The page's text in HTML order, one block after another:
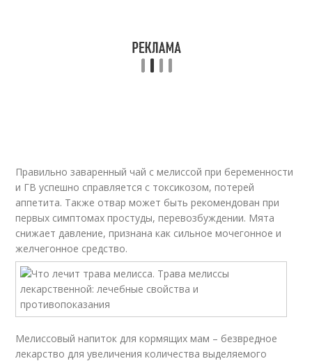
Правильно заваренный чай с мелиссой при беременности
и ГВ успешно справляется с токсикозом, потерей
аппетита. Также отвар может быть рекомендован при
первых симптомах простуды, перевозбуждении. Мята
снижает давление, признана как сильное мочегонное и
желчегонное средство.
Мелиссовый напиток для кормящих мам – безвредное
лекарство для увеличения количества выделяемого